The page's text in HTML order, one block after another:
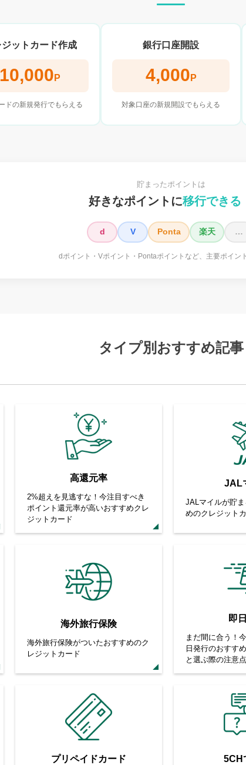
ジットカード作成
10,000 P
ドの新規発行でもらえる
銀行口座開設
4,000 P
対象口座の新規開設でもらえる
貯まったポイントは
好きなポイントに移行できる
d V Ponta 楽天 …
dポイント・Vポイント・Pontaポイントなど、主要ポイン
タイプ別おすすめ記事
高還元率
2%超えを見逃すな！今注目すべき
ポイント還元率が高いおすすめクレ
ジットカード
JAL
JALマイルが貯
めのクレジット
海外旅行保険
海外旅行保険がついたおすすめのク
レジットカード
即
まだ間に合う！
日発行のおすす
と選ぶ際の注意
プリペイドカード 5CH